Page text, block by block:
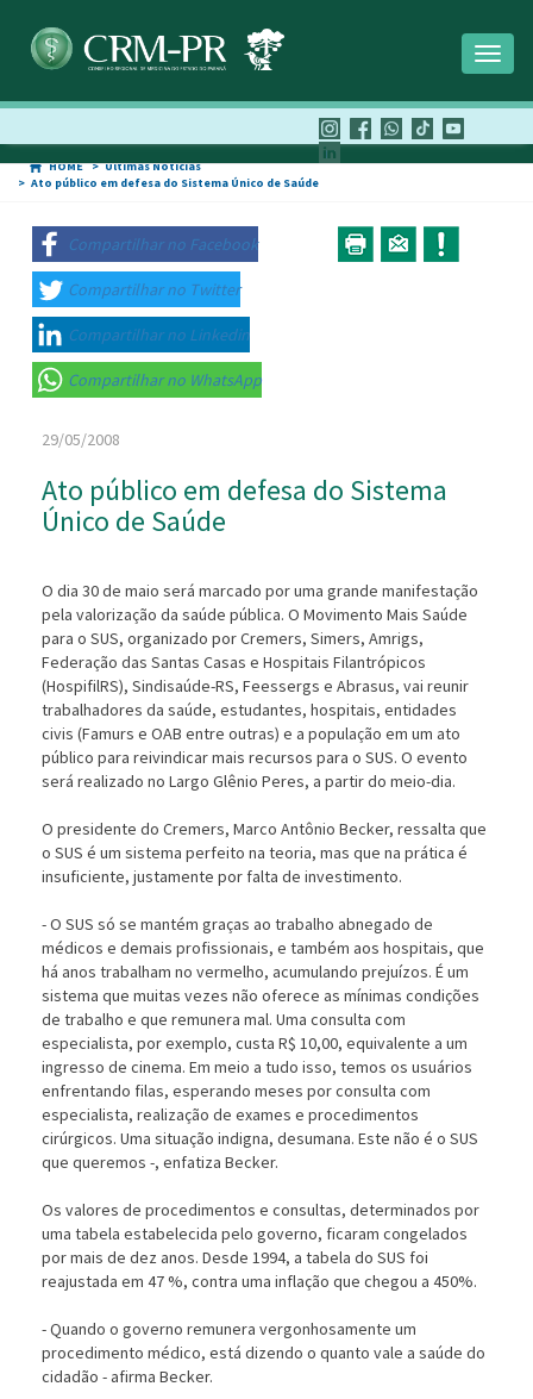
HOME
Últimas Notícias
Ato público em defesa do Sistema Único de Saúde
Compartilhar no Facebook
Compartilhar no Twitter
Compartilhar no Linkedin
Compartilhar no WhatsApp
29/05/2008
Ato público em defesa do Sistema
Único de Saúde
O dia 30 de maio será marcado por uma grande manifestação
pela valorização da saúde pública. O Movimento Mais Saúde
para o SUS, organizado por Cremers, Simers, Amrigs,
Federação das Santas Casas e Hospitais Filantrópicos
(HospifilRS), Sindisaúde-RS, Feessergs e Abrasus, vai reunir
trabalhadores da saúde, estudantes, hospitais, entidades
civis (Famurs e OAB entre outras) e a população em um ato
público para reivindicar mais recursos para o SUS. O evento
será realizado no Largo Glênio Peres, a partir do meio-dia.
O presidente do Cremers, Marco Antônio Becker, ressalta que
o SUS é um sistema perfeito na teoria, mas que na prática é
insuficiente, justamente por falta de investimento.
- O SUS só se mantém graças ao trabalho abnegado de
médicos e demais profissionais, e também aos hospitais, que
há anos trabalham no vermelho, acumulando prejuízos. É um
sistema que muitas vezes não oferece as mínimas condições
de trabalho e que remunera mal. Uma consulta com
especialista, por exemplo, custa R$ 10,00, equivalente a um
ingresso de cinema. Em meio a tudo isso, temos os usuários
enfrentando filas, esperando meses por consulta com
especialista, realização de exames e procedimentos
cirúrgicos. Uma situação indigna, desumana. Este não é o SUS
que queremos -, enfatiza Becker.
Os valores de procedimentos e consultas, determinados por
uma tabela estabelecida pelo governo, ficaram congelados
por mais de dez anos. Desde 1994, a tabela do SUS foi
reajustada em 47 %, contra uma inflação que chegou a 450%.
- Quando o governo remunera vergonhosamente um
procedimento médico, está dizendo o quanto vale a saúde do
cidadão - afirma Becker.